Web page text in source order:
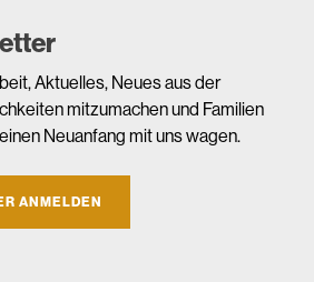
Aktuelles, Neues aus der
mitzumachen und Familien
Neuanfang mit uns wagen.
ANMELDEN